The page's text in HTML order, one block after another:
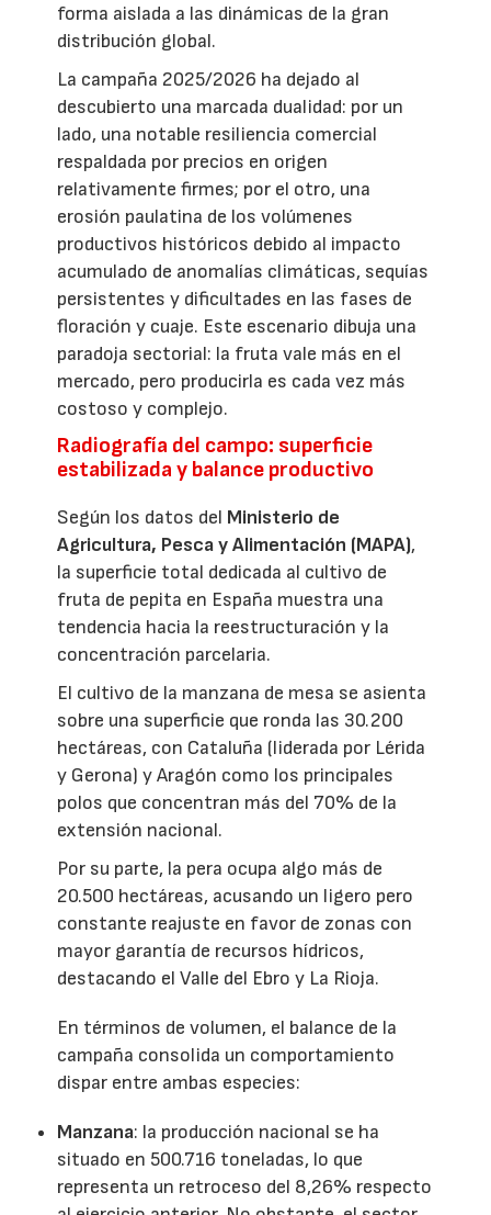
forma aislada a las dinámicas de la gran
distribución global.
La campaña 2025/2026 ha dejado al
descubierto una marcada dualidad: por un
lado, una notable resiliencia comercial
respaldada por precios en origen
relativamente firmes; por el otro, una
erosión paulatina de los volúmenes
productivos históricos debido al impacto
acumulado de anomalías climáticas, sequías
persistentes y dificultades en las fases de
floración y cuaje. Este escenario dibuja una
paradoja sectorial: la fruta vale más en el
mercado, pero producirla es cada vez más
costoso y complejo.
Radiografía del campo: superficie
estabilizada y balance productivo
Según los datos del Ministerio de
Agricultura, Pesca y Alimentación (MAPA),
la superficie total dedicada al cultivo de
fruta de pepita en España muestra una
tendencia hacia la reestructuración y la
concentración parcelaria.
El cultivo de la manzana de mesa se asienta
sobre una superficie que ronda las 30.200
hectáreas, con Cataluña (liderada por Lérida
y Gerona) y Aragón como los principales
polos que concentran más del 70% de la
extensión nacional.
Por su parte, la pera ocupa algo más de
20.500 hectáreas, acusando un ligero pero
constante reajuste en favor de zonas con
mayor garantía de recursos hídricos,
destacando el Valle del Ebro y La Rioja.
En términos de volumen, el balance de la
campaña consolida un comportamiento
dispar entre ambas especies:
Manzana: la producción nacional se ha
situado en 500.716 toneladas, lo que
representa un retroceso del 8,26% respecto